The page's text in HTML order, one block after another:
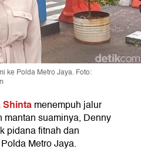
ke Polda Metro Jaya. Foto:
Shintamenempuh jalur
suaminya, Denny
pidana fitnah dan
Metro Jaya.